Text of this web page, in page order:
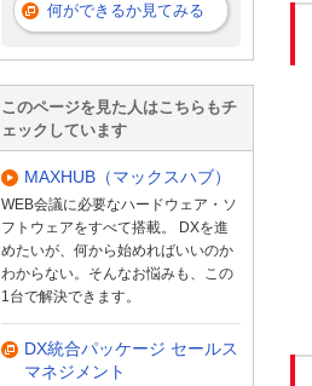
何ができるか見てみる
このページを見た人はこちらもチ
ェックしています
MAXHUB（マックスハブ）
WEB会議に必要なハードウェア・ソ
フトウェアをすべて搭載。 DXを進
めたいが、何から始めればいいのか
わからない。そんなお悩みも、この
1台で解決できます。
DX統合パッケージ セールス
マネジメント